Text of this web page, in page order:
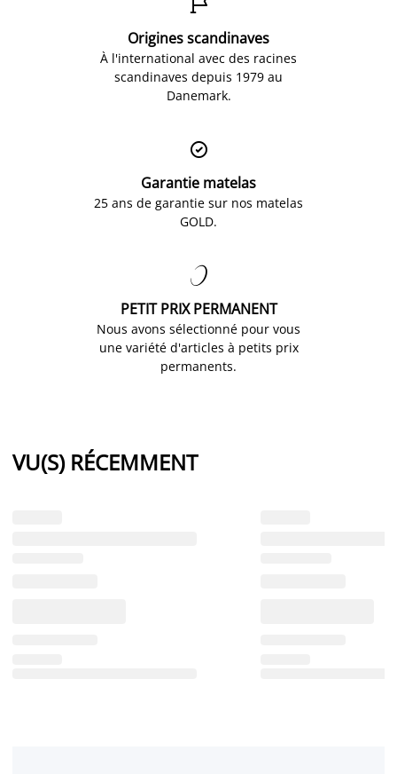
Origines scandinaves
À l'international avec des racines
scandinaves depuis 1979 au
Danemark.

Garantie matelas
25 ans de garantie sur nos matelas
GOLD.

PETIT PRIX PERMANENT
Nous avons sélectionné pour vous
une variété d'articles à petits prix
permanents.
VU(S) RÉCEMMENT